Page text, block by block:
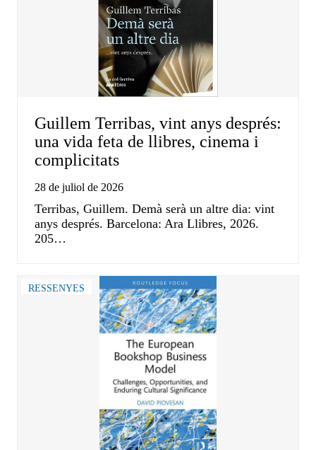
Guillem Terribas, vint anys després:
una vida feta de llibres, cinema i
complicitats
28 de juliol de 2026
Terribas, Guillem. Demà serà un altre dia: vint
anys després. Barcelona: Ara Llibres, 2026.
205…
RESSENYES